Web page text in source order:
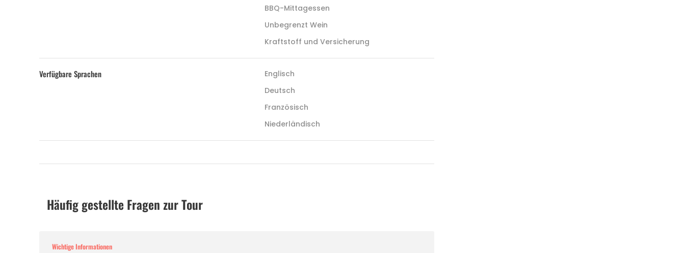
BBQ-Mittagessen
Unbegrenzt Wein
Kraftstoff und Versicherung
Verfügbare Sprachen
Englisch
Deutsch
Französisch
Niederländisch
Häufig gestellte Fragen zur Tour
Wichtige Informationen